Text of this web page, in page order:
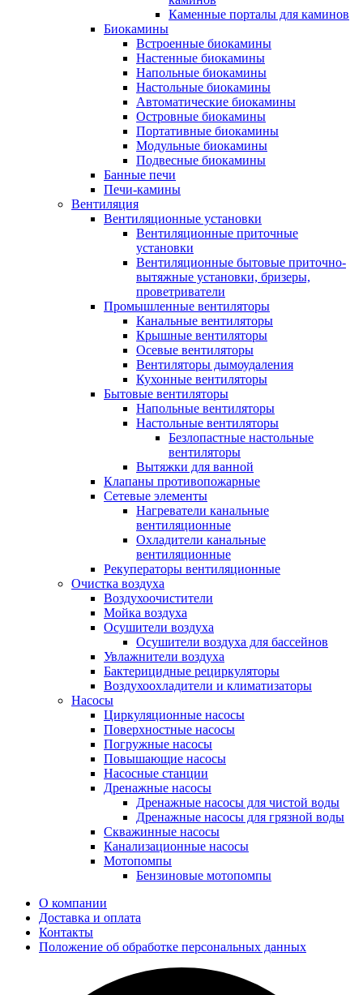
Каменные порталы для каминов
Биокамины
Встроенные биокамины
Настенные биокамины
Напольные биокамины
Настольные биокамины
Автоматические биокамины
Островные биокамины
Портативные биокамины
Модульные биокамины
Подвесные биокамины
Банные печи
Печи-камины
Вентиляция
Вентиляционные установки
Вентиляционные приточные
установки
Вентиляционные бытовые приточно-
вытяжные установки, бризеры,
проветриватели
Промышленные вентиляторы
Канальные вентиляторы
Крышные вентиляторы
Осевые вентиляторы
Вентиляторы дымоудаления
Кухонные вентиляторы
Бытовые вентиляторы
Напольные вентиляторы
Настольные вентиляторы
Безлопастные настольные
вентиляторы
Вытяжки для ванной
Клапаны противопожарные
Сетевые элементы
Нагреватели канальные
вентиляционные
Охладители канальные
вентиляционные
Рекуператоры вентиляционные
Очистка воздуха
Воздухоочистители
Мойка воздуха
Осушители воздуха
Осушители воздуха для бассейнов
Увлажнители воздуха
Бактерицидные рециркуляторы
Воздухоохладители и климатизаторы
Насосы
Циркуляционные насосы
Поверхностные насосы
Погружные насосы
Повышающие насосы
Насосные станции
Дренажные насосы
Дренажные насосы для чистой воды
Дренажные насосы для грязной воды
Скважинные насосы
Канализационные насосы
Мотопомпы
Бензиновые мотопомпы
О компании
Доставка и оплата
Контакты
Положение об обработке персональных данных